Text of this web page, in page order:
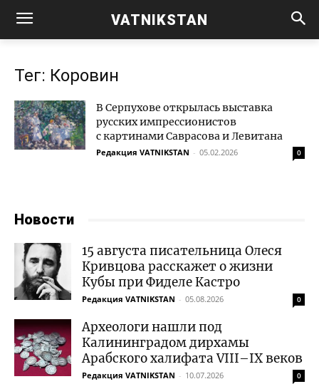
VATNIKSTAN
Тег: Коровин
В Серпухове открылась выставка
русских импрессионистов
с картинами Саврасова и Левитана
Редакция VATNIKSTAN - 05.02.2026 0
Новости
15 августа писательница Олеся
Кривцова расскажет о жизни
Кубы при Фиделе Кастро
Редакция VATNIKSTAN - 05.08.2026 0
Археологи нашли под
Калининградом дирхамы
Арабского халифата VIII–IX веков
Редакция VATNIKSTAN - 10.07.2026 0